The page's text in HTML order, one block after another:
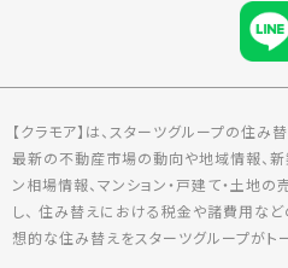
【クラモア】は、スターツグループの住み
最新の不動産市場の動向や地域情報、
ン相場情報、マンション・戸建て・土地
し、 住み替えにおける税金や諸費用な
想的な住み替えをスターツグループがト